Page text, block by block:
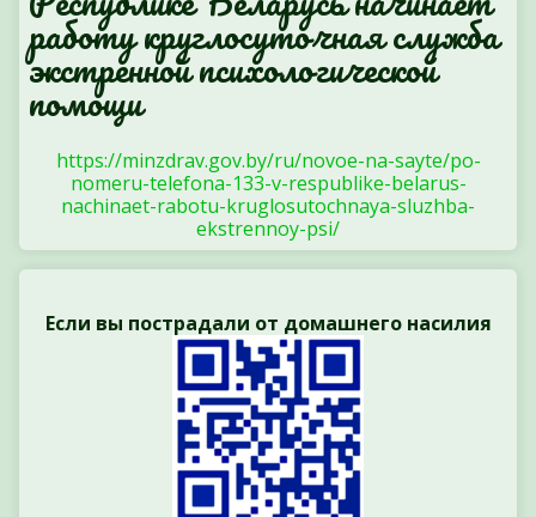
работу круглосуточная служба
экстренной психологической
помощи
https://minzdrav.gov.by/ru/novoe-na-sayte/po-
nomeru-telefona-133-v-respublike-belarus-
nachinaet-rabotu-kruglosutochnaya-sluzhba-
ekstrennoy-psi/
Если вы пострадали от домашнего насилия